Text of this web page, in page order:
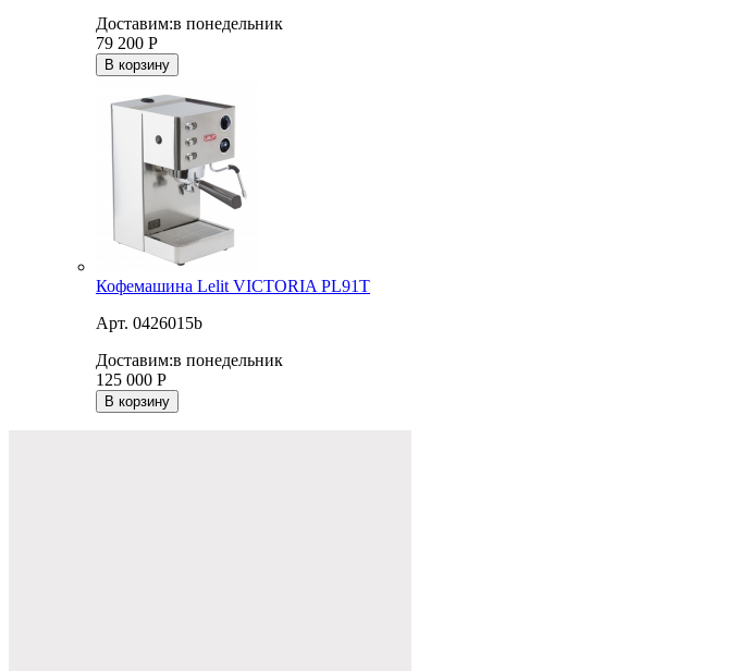
Доставим:в понедельник
79 200 Р
В корзину
Кофемашина Lelit VICTORIA PL91T
Арт. 0426015b
Доставим:в понедельник
125 000 Р
В корзину